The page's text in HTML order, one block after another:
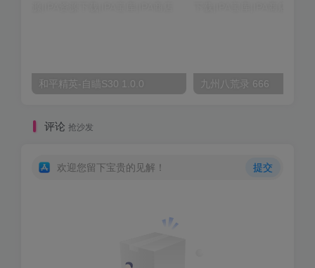
和平精英-自瞄S30 1.0.0 九州八荒录 666
评论 抢沙发
欢迎您留下宝贵的见解！ 提交